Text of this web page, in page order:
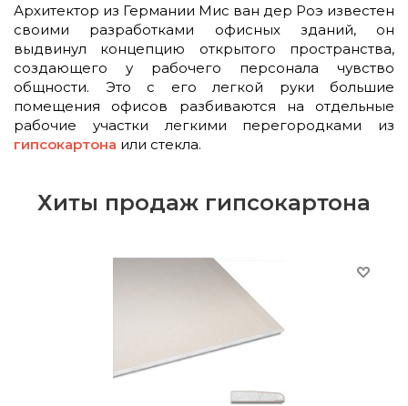
Архитектор из Германии Мис ван дер Роэ известен
своими разработками офисных зданий, он
выдвинул концепцию открытого пространства,
создающего у рабочего персонала чувство
общности. Это с его легкой руки большие
помещения офисов разбиваются на отдельные
рабочие участки легкими перегородками из
гипсокартона или стекла.
Хиты продаж гипсокартона